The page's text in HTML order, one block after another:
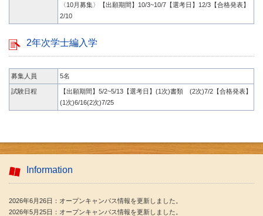
〈10月募集〉【出願期間】10/3~10/7【選考日】12/3【合格発表】
2/10
2年次学士編入学
募集人員 5名
試験日程
【出願期間】5/2~5/13【選考日】(1次)書類 (2次)7/2【合格発表】
(1次)6/16(2次)7/25
Information
2026年6月26日：オープンキャンパス情報を更新しました。
2026年5月25日：オープンキャンパス情報を更新しました。